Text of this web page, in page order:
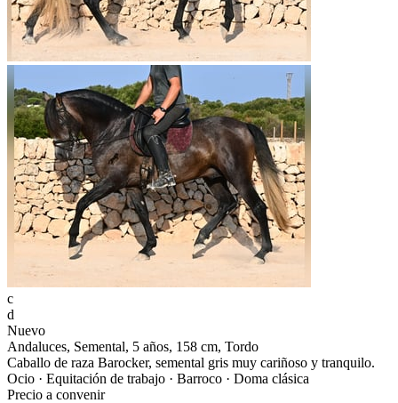
c
d
Nuevo
Andaluces, Semental, 5 años, 158 cm, Tordo
Caballo de raza Barocker, semental gris muy cariñoso y tranquilo.
Ocio · Equitación de trabajo · Barroco · Doma clásica
Precio a convenir